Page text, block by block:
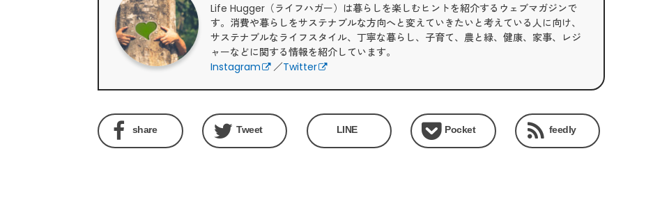
Life Hugger（ライフハガー）は暮らしを楽しむヒントを紹介するウェブマガジンで
す。消費や暮らしをサステナブルな方向へと変えていきたいと考えている人に向け、
サステナブルなライフスタイル、丁寧な暮らし、子育て、農と緑、健康、家事、レジ
ャーなどに関する情報を紹介しています。
Instagram
／Twitter
share Tweet LINE Pocket feedly